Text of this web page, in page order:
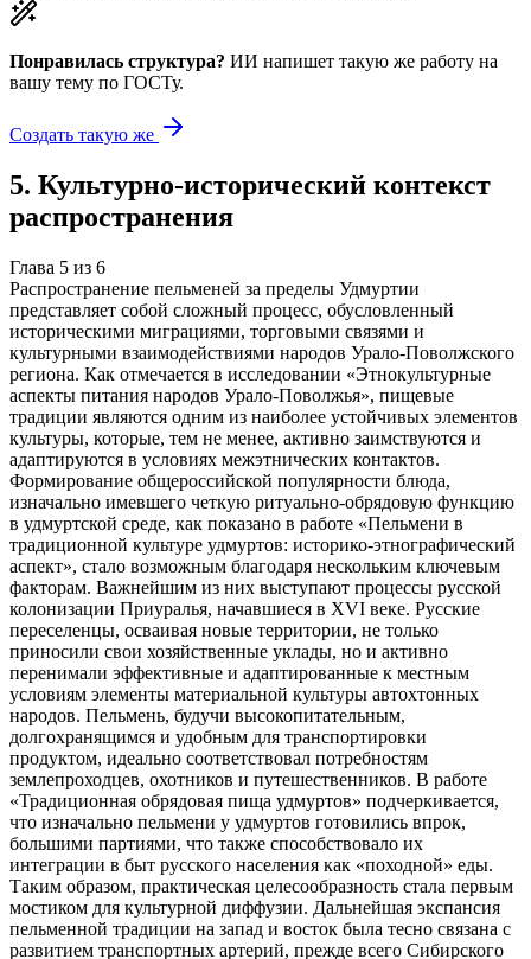
Понравилась структура? ИИ напишет такую же работу на
вашу тему по ГОСТу.
Создать такую же
5. Культурно-исторический контекст
распространения
Глава 5 из 6
Распространение пельменей за пределы Удмуртии
представляет собой сложный процесс, обусловленный
историческими миграциями, торговыми связями и
культурными взаимодействиями народов Урало-Поволжского
региона. Как отмечается в исследовании «Этнокультурные
аспекты питания народов Урало-Поволжья», пищевые
традиции являются одним из наиболее устойчивых элементов
культуры, которые, тем не менее, активно заимствуются и
адаптируются в условиях межэтнических контактов.
Формирование общероссийской популярности блюда,
изначально имевшего четкую ритуально-обрядовую функцию
в удмуртской среде, как показано в работе «Пельмени в
традиционной культуре удмуртов: историко-этнографический
аспект», стало возможным благодаря нескольким ключевым
факторам. Важнейшим из них выступают процессы русской
колонизации Приуралья, начавшиеся в XVI веке. Русские
переселенцы, осваивая новые территории, не только
приносили свои хозяйственные уклады, но и активно
перенимали эффективные и адаптированные к местным
условиям элементы материальной культуры автохтонных
народов. Пельмень, будучи высокопитательным,
долгохранящимся и удобным для транспортировки
продуктом, идеально соответствовал потребностям
землепроходцев, охотников и путешественников. В работе
«Традиционная обрядовая пища удмуртов» подчеркивается,
что изначально пельмени у удмуртов готовились впрок,
большими партиями, что также способствовало их
интеграции в быт русского населения как «походной» еды.
Таким образом, практическая целесообразность стала первым
мостиком для культурной диффузии. Дальнейшая экспансия
пельменной традиции на запад и восток была тесно связана с
развитием транспортных артерий, прежде всего Сибирского